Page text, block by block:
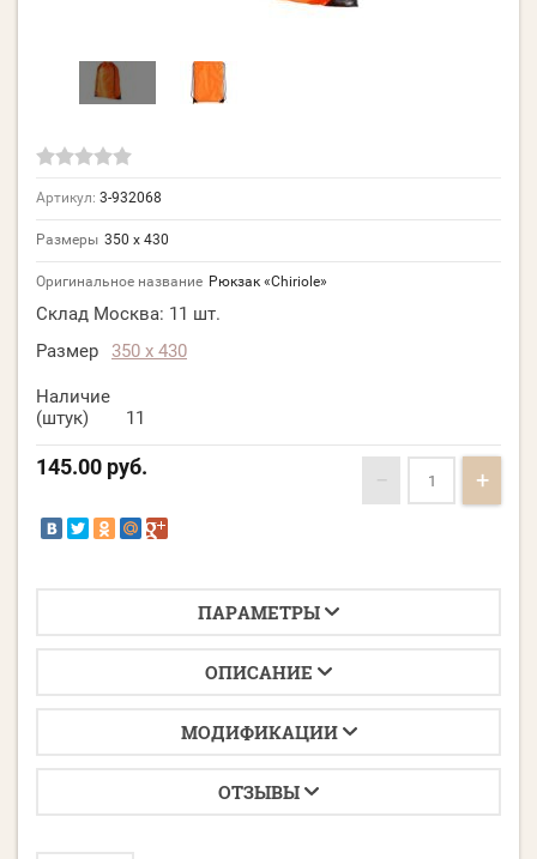
Артикул: 3-932068
Размеры 350 х 430
Оригинальное название Рюкзак «Chiriole»
Склад Москва: 11 шт.
Размер
350 х 430
Наличие
(штук)
11
145.00 руб. − +
ПАРАМЕТРЫ
ОПИСАНИЕ
МОДИФИКАЦИИ
ОТЗЫВЫ